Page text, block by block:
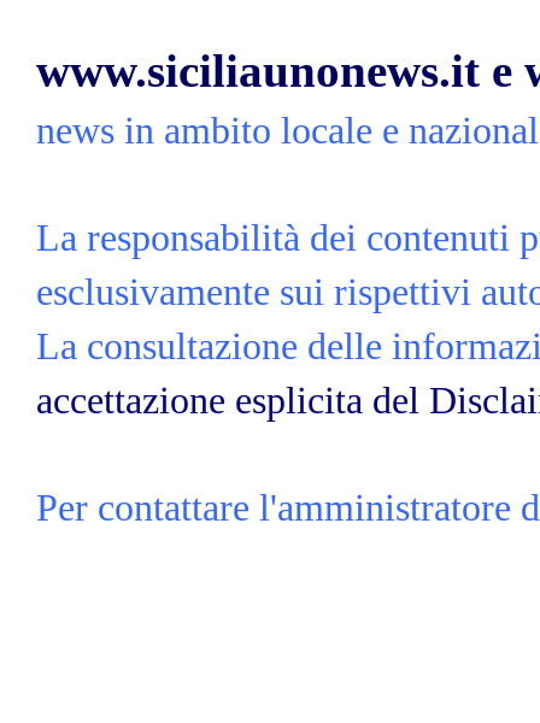
www.siciliaunonews.it e
news in ambito locale e
La responsabilità dei contenuti
esclusivamente sui rispettivi
La consultazione delle
accettazione esplicita del
Per contattare l'amministratore